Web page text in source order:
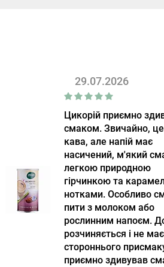
29.07.2026
Цикорій приємно
смаком. Звичайно,
кава, але напій має
насичений, м'який
легкою природною
гірчинкою та
нотками. Особливо
пити з молоком або
рослинним напоєм.
розчиняється і не має
стороннього
приємно здивував